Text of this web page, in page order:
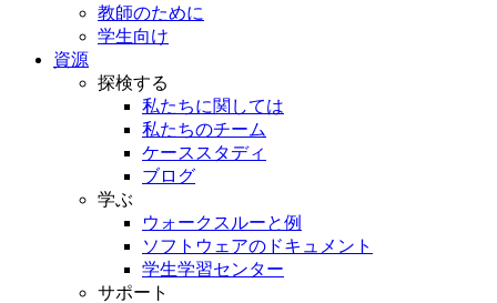
教師のために
学生向け
資源
探検する
私たちに関しては
私たちのチーム
ケーススタディ
ブログ
学ぶ
ウォークスルーと例
ソフトウェアのドキュメント
学生学習センター
サポート